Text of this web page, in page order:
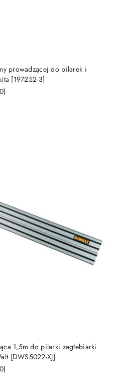
prowadzącej do pilarek i
[197252-3]
DO KOSZYKA
1,5m do pilarki zagłebiarki
[DWS5022-XJ]
DO KOSZYKA